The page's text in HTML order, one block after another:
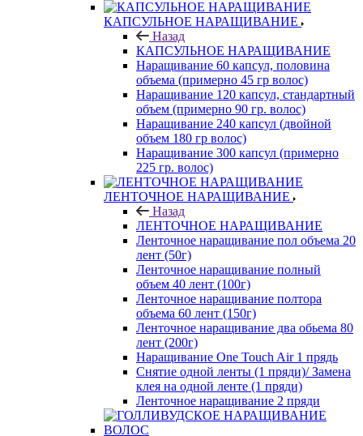
КАПСУЛЬНОЕ НАРАЩИВАНИЕ
Назад
КАПСУЛЬНОЕ НАРАЩИВАНИЕ
Наращивание 60 капсул, половина
объема (примерно 45 гр волос)
Наращивание 120 капсул, стандартный
объем (примерно 90 гр. волос)
Наращивание 240 капсул (двойной
объем 180 гр волос)
Наращивание 300 капсул (примерно
225 гр. волос)
ЛЕНТОЧНОЕ НАРАЩИВАНИЕ
Назад
ЛЕНТОЧНОЕ НАРАЩИВАНИЕ
Ленточное наращивание пол объема 20
лент (50г)
Ленточное наращивание полный
объем 40 лент (100г)
Ленточное наращивание полтора
объема 60 лент (150г)
Ленточное наращивание два обьема 80
лент (200г)
Наращивание One Touch Air 1 прядь
Снятие одной ленты (1 пряди)/ Замена
клея на одной ленте (1 пряди)
Ленточное наращивание 2 пряди